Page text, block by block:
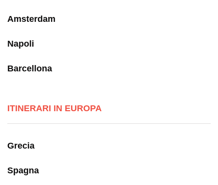
Amsterdam
Napoli
Barcellona
ITINERARI IN EUROPA
Grecia
Spagna